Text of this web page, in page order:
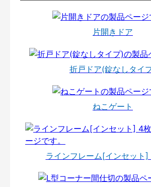
片開きドア
折戸ドア(錠なしタイ
ねこゲート
ラインフレーム[インセット]